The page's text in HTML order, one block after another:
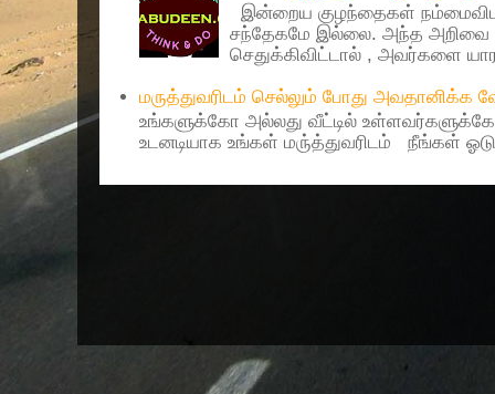
இன்றைய குழந்தைகள்
சந்தேகமே இல்லை. அந்த
செதுக்கிவிட்டால் , அவர்களை
மருத்துவரிடம் செல்லும் போது அவதானிக்க
உங்களுக்கோ அல்லது வீட்டில்
உடனடியாக உங்கள் மரு்த்துவரிடம் நீங்கள்